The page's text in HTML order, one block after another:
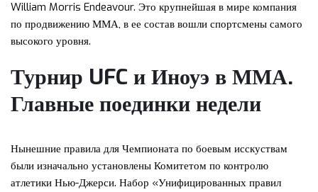
William Morris Endeavour. Это крупнейшая в мире компания
по продвижению ММА, в ее состав вошли спортсмены самого
высокого уровня.
Турнир UFC и Иноуэ в ММА.
Главные поединки недели
Нынешние правила для Чемпионата по боевым исскуствам
были изначально установлены Комитетом по контролю
атлетики Нью-Джерси. Набор «Унифицированных правил